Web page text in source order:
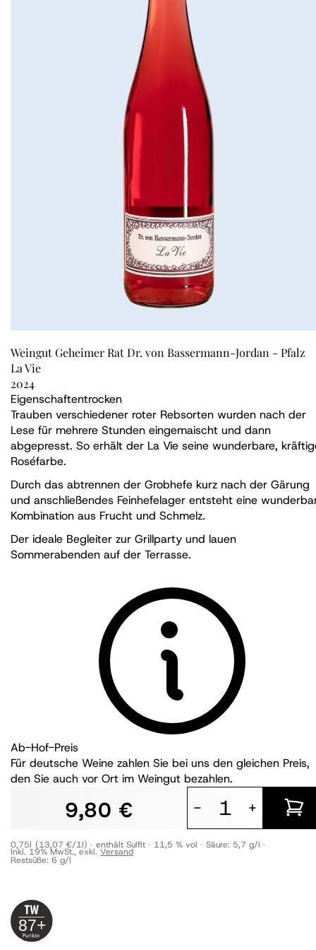
Weingut Geheimer Rat Dr. von Bassermann-Jordan - Pfalz
La Vie
2024
Eigenschaftentrocken
Trauben verschiedener roter Rebsorten wurden nach der
Lese für mehrere Stunden eingemaischt und dann
abgepresst. So erhält der La Vie seine wunderbare,
Roséfarbe.
Durch das abtrennen der Grobhefe kurz nach der Gärung
und anschließendes Feinhefelager entsteht eine
Kombination aus Frucht und Schmelz.
Der ideale Begleiter zur Grillparty und lauen
Sommerabenden auf der Terrasse.
Ab-Hof-Preis
Für deutsche Weine zahlen Sie bei uns den gleichen Preis,
den Sie auch vor Ort im Weingut bezahlen.
9,80 €
Inkl. 19% MwSt., exkl. Versand
- +
0,75l (13,07 €/1l) enthält Sulfit 11,5 % vol Säure: 5,7 g/l
Restsüße: 6 g/l
87+